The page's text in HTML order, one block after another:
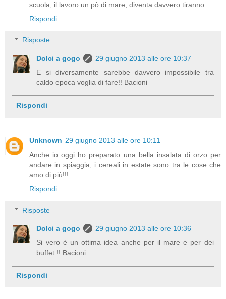
scuola, il lavoro un pò di mare, diventa davvero tiranno
Rispondi
Risposte
Dolci a gogo
29 giugno 2013 alle ore 10:37
E si diversamente sarebbe davvero impossibile tra
caldo epoca voglia di fare!! Bacioni
Rispondi
Unknown 29 giugno 2013 alle ore 10:11
Anche io oggi ho preparato una bella insalata di orzo per
andare in spiaggia, i cereali in estate sono tra le cose che
amo di più!!!
Rispondi
Risposte
Dolci a gogo
29 giugno 2013 alle ore 10:36
Si vero é un ottima idea anche per il mare e per dei
buffet !! Bacioni
Rispondi